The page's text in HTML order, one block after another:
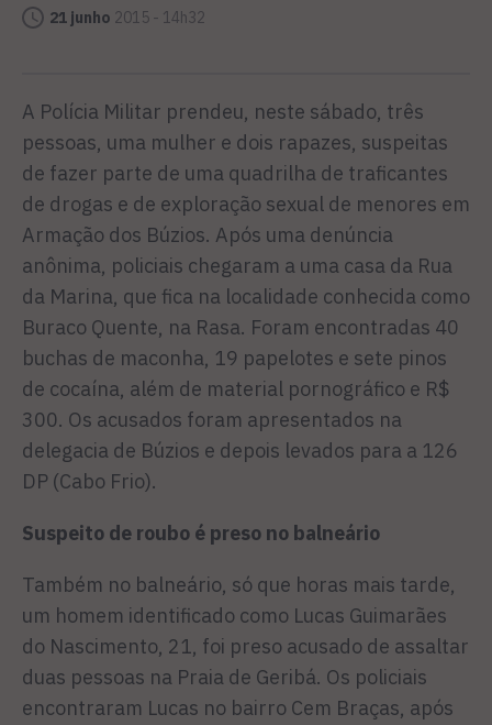
21 junho 2015 - 14h32
A Polícia Militar prendeu, neste sábado, três
pessoas, uma mulher e dois rapazes, suspeitas
de fazer parte de uma quadrilha de traficantes
de drogas e de exploração sexual de menores em
Armação dos Búzios. Após uma denúncia
anônima, policiais chegaram a uma casa da Rua
da Marina, que fica na localidade conhecida como
Buraco Quente, na Rasa. Foram encontradas 40
buchas de maconha, 19 papelotes e sete pinos
de cocaína, além de material pornográfico e R$
300. Os acusados foram apresentados na
delegacia de Búzios e depois levados para a 126
DP (Cabo Frio).
Suspeito de roubo é preso no balneário
Também no balneário, só que horas mais tarde,
um homem identificado como Lucas Guimarães
do Nascimento, 21, foi preso acusado de assaltar
duas pessoas na Praia de Geribá. Os policiais
encontraram Lucas no bairro Cem Braças, após